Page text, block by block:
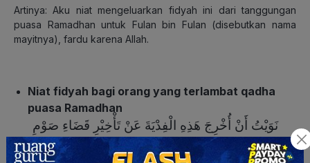
Artinya: Aku niat mengeluarkan fidyah ini dari tanggungan
puasa Ramadhan untuk Fulan bin Fulan (disebutkan nama
mayitnya), fardu karena Allah.
Niat fidyah bagi orang yang terlambat qadha
puasa Ramadhan
نَوَيْتُ أَنْ أُخْرِجَ هَذِهِ الْفِدْيَةَ عَنْ تَأْخِيْرِ قَضَاءِ صَوْمِ
رَمَضَانَ فَرْضًا لِلهِ تَعَالَى